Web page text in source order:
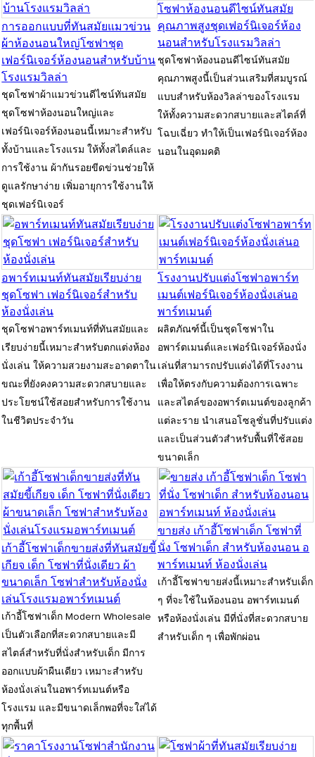
การออกแบบที่ทันสมัยแมวข่วน
ผ้าห้องนอนใหญ่โซฟาชุด
เฟอร์นิเจอร์ห้องนอนสำหรับบ้าน
โรงแรมวิลล่า
ชุดโซฟาผ้าแมวข่วนดีไซน์ทันสมัย
ชุดโซฟาห้องนอนใหญ่และ
เฟอร์นิเจอร์ห้องนอนนี้เหมาะสำหรับ
ทั้งบ้านและโรงแรม ให้ทั้งสไตล์และ
การใช้งาน ผ้ากันรอยขีดข่วนช่วยให้
ดูแลรักษาง่าย เพิ่มอายุการใช้งานให้
ชุดเฟอร์นิเจอร์
โซฟาห้องนอนดีไซน์ทันสมัย
คุณภาพสูงชุดเฟอร์นิเจอร์ห้อง
นอนสำหรับโรงแรมวิลล่า
ชุดโซฟาห้องนอนดีไซน์ทันสมัย
คุณภาพสูงนี้เป็นส่วนเสริมที่สมบูรณ์
แบบสำหรับห้องวิลล่าของโรงแรม
ให้ทั้งความสะดวกสบายและสไตล์ที่
โฉบเฉี่ยว ทำให้เป็นเฟอร์นิเจอร์ห้อง
นอนในอุดมคติ
อพาร์ทเมนท์ทันสมัยเรียบง่าย
ชุดโซฟา เฟอร์นิเจอร์สำหรับ
ห้องนั่งเล่น
ชุดโซฟาอพาร์ทเมนท์ที่ทันสมัยและ
เรียบง่ายนี้เหมาะสำหรับตกแต่งห้อง
นั่งเล่น ให้ความสวยงามสะอาดตาใน
ขณะที่ยังคงความสะดวกสบายและ
ประโยชน์ใช้สอยสำหรับการใช้งาน
ในชีวิตประจำวัน
โรงงานปรับแต่งโซฟาอพาร์ท
เมนต์เฟอร์นิเจอร์ห้องนั่งเล่นอ
พาร์ทเมนต์
ผลิตภัณฑ์นี้เป็นชุดโซฟาใน
อพาร์ตเมนต์และเฟอร์นิเจอร์ห้องนั่ง
เล่นที่สามารถปรับแต่งได้ที่โรงงาน
เพื่อให้ตรงกับความต้องการเฉพาะ
และสไตล์ของอพาร์ตเมนต์ของลูกค้า
แต่ละราย นำเสนอโซลูชั่นที่ปรับแต่ง
และเป็นส่วนตัวสำหรับพื้นที่ใช้สอย
ขนาดเล็ก
เก้าอี้โซฟาเด็กขายส่งที่ทันสมัยขี้
เกียจ เด็ก โซฟาที่นั่งเดียว ผ้า
ขนาดเล็ก โซฟาสำหรับห้องนั่ง
เล่นโรงแรมอพาร์ทเมนต์
เก้าอี้โซฟาเด็ก Modern Wholesale
เป็นตัวเลือกที่สะดวกสบายและมี
สไตล์สำหรับที่นั่งสำหรับเด็ก มีการ
ออกแบบผ้าผืนเดียว เหมาะสำหรับ
ห้องนั่งเล่นในอพาร์ทเมนต์หรือ
โรงแรม และมีขนาดเล็กพอที่จะใส่ได้
ทุกพื้นที่
ขายส่ง เก้าอี้โซฟาเด็ก โซฟาที่
นั่ง โซฟาเด็ก สำหรับห้องนอน อ
พาร์ทเมนท์ ห้องนั่งเล่น
เก้าอี้โซฟาขายส่งนี้เหมาะสำหรับเด็ก
ๆ ที่จะใช้ในห้องนอน อพาร์ทเมนต์
หรือห้องนั่งเล่น มีที่นั่งที่สะดวกสบาย
สำหรับเด็ก ๆ เพื่อพักผ่อน